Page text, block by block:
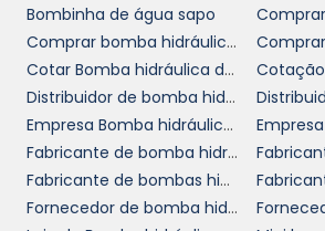
A escolha da bomba
levar em conta vários
necessária, o tipo de fluido a
as condições
instalação. Considerações
de propriedade, incluindo
eficiência energética, também
hora da decisão. Abomba
Bombinha de água sapo
Comprar bomba hidráulica em SP
Cotar Bomba hidráulica de pistão
Distribuidor de bomba hidráulica axial
Empresa Bomba hidráulica de pistão
Fabricante de bomba hidráulica
Fabricante de bombas hidráulicas alta pressão
Fornecedor de bomba hidráulica